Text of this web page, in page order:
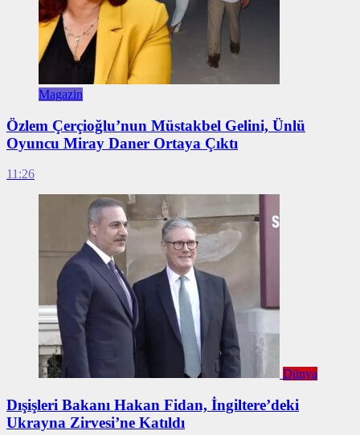
Magazin
Özlem Çerçioğlu’nun Müstakbel Gelini, Ünlü
Oyuncu Miray Daner Ortaya Çıktı
11:26
Dünya
Dışişleri Bakanı Hakan Fidan, İngiltere’deki
Ukrayna Zirvesi’ne Katıldı